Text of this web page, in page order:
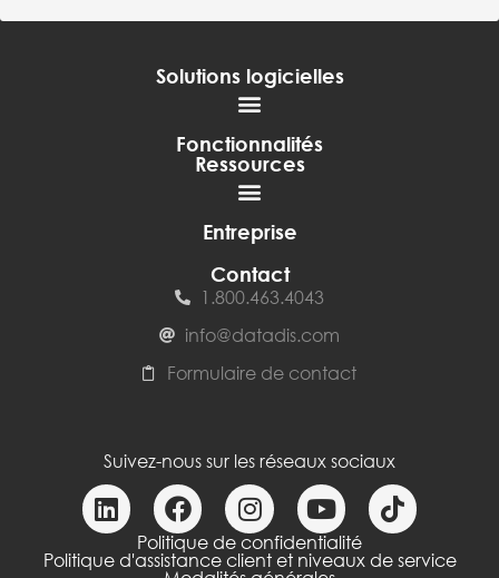
Solutions logicielles
Fonctionnalités
Ressources
Entreprise
Contact
1.800.463.4043
info@datadis.com
Formulaire de contact
Suivez-nous sur les réseaux sociaux
Politique de confidentialité
Politique d'assistance client et niveaux de service